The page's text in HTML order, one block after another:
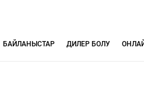
БАЙЛАНЫСТАР ДИЛЕР БОЛУ